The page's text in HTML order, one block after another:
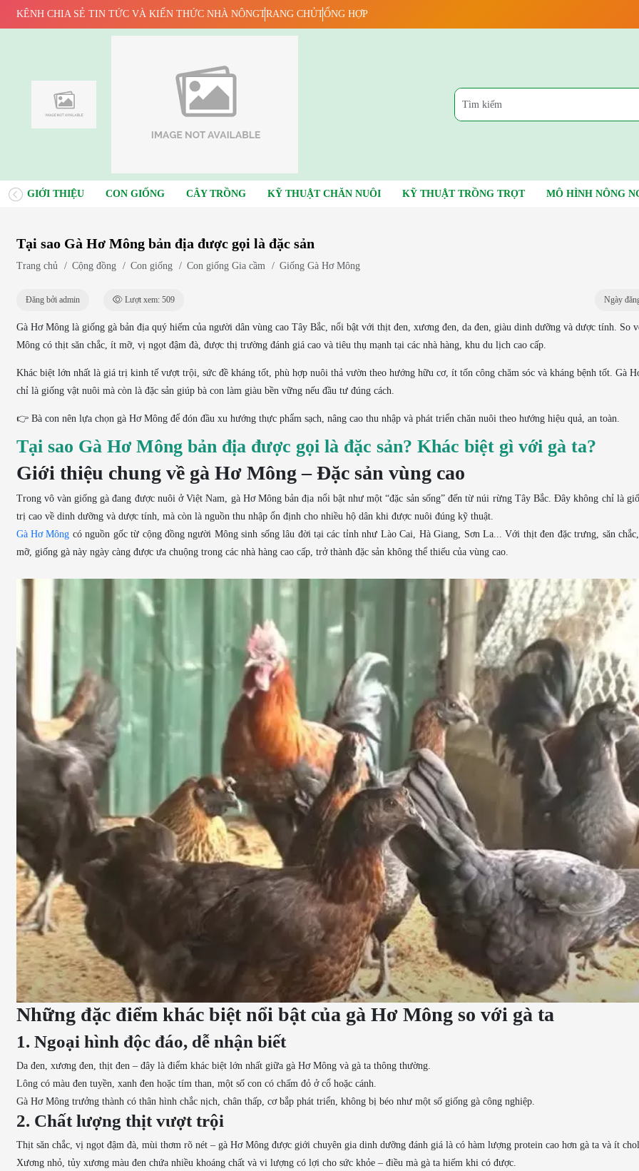
KÊNH CHIA SẺ TIN TỨC VÀ KIẾN THỨC NHÀ NÔNGTRANG CHỦTỔNG HỢP
GIỚI THIỆU CON GIỐNG CÂY TRỒNG KỸ THUẬT CHĂN NUÔI KỸ THUẬT TRỒNG TRỌT MÔ HÌNH NÔNG
Tại sao Gà Hơ Mông bản địa được gọi là đặc sản
Trang chủ / Cộng đồng / Con giống / Con giống Gia cầm / Giống Gà Hơ Mông
Đăng bởi admin Lượt xem: 509 Ngày
Gà Hơ Mông là giống gà bản địa quý hiếm của người dân vùng cao Tây Bắc, nổi bật với thịt đen, xương đen, da đen, giàu dinh dưỡng và dược tính. So
Mông có thịt săn chắc, ít mỡ, vị ngọt đậm đà, được thị trường đánh giá cao và tiêu thụ mạnh tại các nhà hàng, khu du lịch cao cấp.
Khác biệt lớn nhất là giá trị kinh tế vượt trội, sức đề kháng tốt, phù hợp nuôi thả vườn theo hướng hữu cơ, ít tốn công chăm sóc và kháng bệnh tốt. Gà
chỉ là giống vật nuôi mà còn là đặc sản giúp bà con làm giàu bền vững nếu đầu tư đúng cách.
👉 Bà con nên lựa chọn gà Hơ Mông để đón đầu xu hướng thực phẩm sạch, nâng cao thu nhập và phát triển chăn nuôi theo hướng hiệu quả, an toàn.
Tại sao Gà Hơ Mông bản địa được gọi là đặc sản? Khác biệt gì với gà ta?
Giới thiệu chung về gà Hơ Mông – Đặc sản vùng cao
Trong vô vàn giống gà đang được nuôi ở Việt Nam, gà Hơ Mông bản địa nổi bật như một “đặc sản sống” đến từ núi rừng Tây Bắc. Đây không chỉ là
trị cao về dinh dưỡng và dược tính, mà còn là nguồn thu nhập ổn định cho nhiều hộ dân khi được nuôi đúng kỹ thuật.
Gà Hơ Mông có nguồn gốc từ cộng đồng người Mông sinh sống lâu đời tại các tỉnh như Lào Cai, Hà Giang, Sơn La... Với thịt đen đặc trưng, săn
mỡ, giống gà này ngày càng được ưa chuộng trong các nhà hàng cao cấp, trở thành đặc sản không thể thiếu của vùng cao.
Những đặc điểm khác biệt nổi bật của gà Hơ Mông so với gà ta
1. Ngoại hình độc đáo, dễ nhận biết
Da đen, xương đen, thịt đen – đây là điểm khác biệt lớn nhất giữa gà Hơ Mông và gà ta thông thường.
Lông có màu đen tuyền, xanh đen hoặc tím than, một số con có chấm đỏ ở cổ hoặc cánh.
Gà Hơ Mông trưởng thành có thân hình chắc nịch, chân thấp, cơ bắp phát triển, không bị béo như một số giống gà công nghiệp.
2. Chất lượng thịt vượt trội
Thịt săn chắc, vị ngọt đậm đà, mùi thơm rõ nét – gà Hơ Mông được giới chuyên gia dinh dưỡng đánh giá là có hàm lượng protein cao hơn gà ta và ít
Xương nhỏ, tủy xương màu đen chứa nhiều khoáng chất và vi lượng có lợi cho sức khỏe – điều mà gà ta hiếm khi có được.